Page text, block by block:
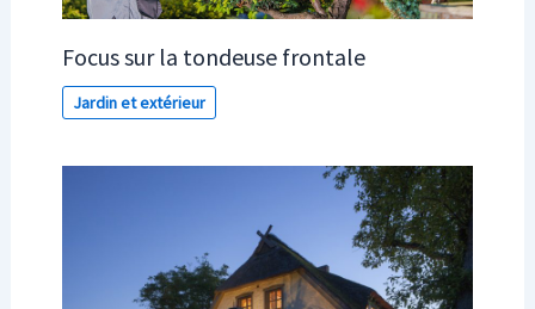
Focus sur la tondeuse frontale
Jardin et extérieur